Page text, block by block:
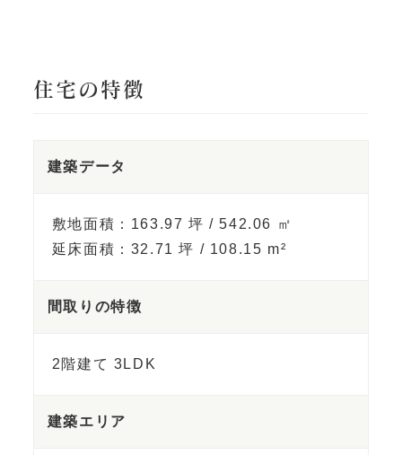
住宅の特徴
建築データ
敷地面積：163.97 坪 / 542.06 ㎡
延床面積：32.71 坪 / 108.15 m²
間取りの特徴
2階建て 3LDK
建築エリア